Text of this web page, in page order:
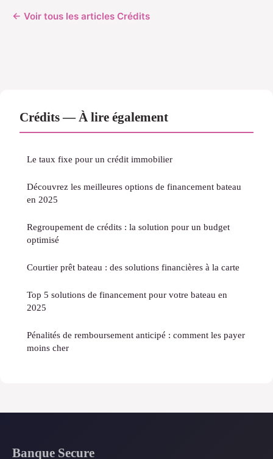
← Voir tous les articles Crédits
Crédits — À lire également
Le taux fixe pour un crédit immobilier
Découvrez les meilleures options de financement bateau
en 2025
Regroupement de crédits : la solution pour un budget
optimisé
Courtier prêt bateau : des solutions financières à la carte
Top 5 solutions de financement pour votre bateau en
2025
Pénalités de remboursement anticipé : comment les payer
moins cher
Banque Secure